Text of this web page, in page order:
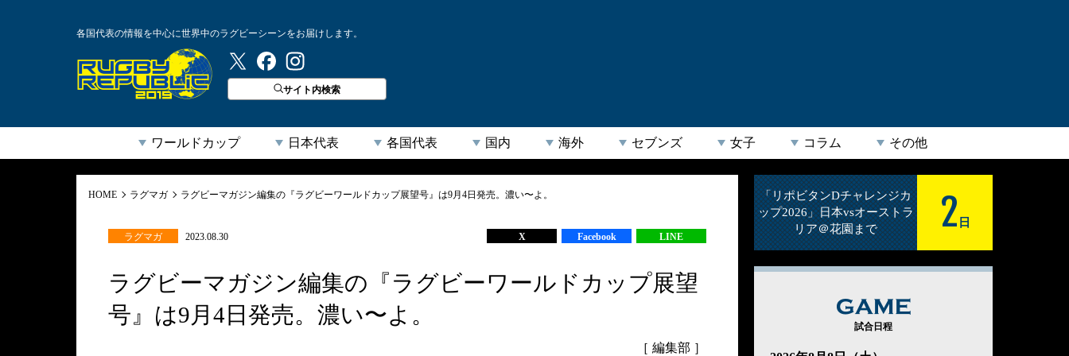
各国代表の情報を中心に世界中のラグビーシーンをお届けします。
ラグビーリパブリック
サイト内検索
ワールドカップ 日本代表 各国代表 国内 海外 セブンズ 女子 コラム その他
HOME ラグマガ ラグビーマガジン編集の『ラグビーワールドカップ展望号』は9月4日発売。濃い〜よ。
ラグマガ 2023.08.30 X Facebook LINE
ラグビーマガジン編集の『ラグビーワールドカップ展望
号』は9月4日発売。濃い〜よ。
［ 編集部 ］
「リポビタンDチャレンジカ
ップ2026」日本vsオーストラ
リア＠花園まで
2 日
GAME
試合日程